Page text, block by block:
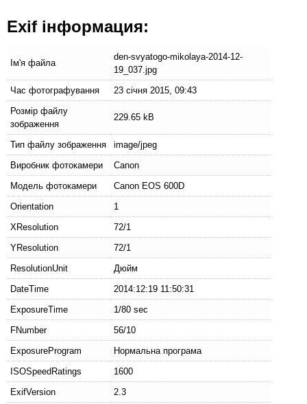
Exif інформация:
Ім'я файла
den-svyatogo-mikolaya-2014-12-
19_037.jpg
Час фотографування
23 січня 2015, 09:43
Розмір файлу
зображення
229.65 kB
Тип файлу зображення
image/jpeg
Виробник фотокамери
Canon
Модель фотокамери
Canon EOS 600D
Orientation
1
XResolution
72/1
YResolution
72/1
ResolutionUnit
Дюйм
DateTime
2014:12:19 11:50:31
ExposureTime
1/80 sec
FNumber
56/10
ExposureProgram
Нормальна програма
ISOSpeedRatings
1600
ExifVersion
2.3